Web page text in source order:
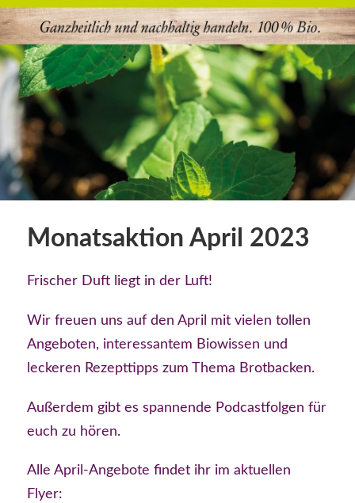
Monatsaktion April 2023
Frischer Duft liegt in der Luft!
Wir freuen uns auf den April mit vielen tollen
Angeboten, interessantem Biowissen und
leckeren Rezepttipps zum Thema Brotbacken.
Außerdem gibt es spannende Podcastfolgen für
euch zu hören.
Alle April-Angebote findet ihr im aktuellen
Flyer: